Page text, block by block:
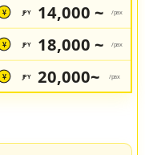
¥ JPY 14,000 ~ /pax
¥ JPY 18,000 ~ /pax
¥ JPY 20,000~ /pax